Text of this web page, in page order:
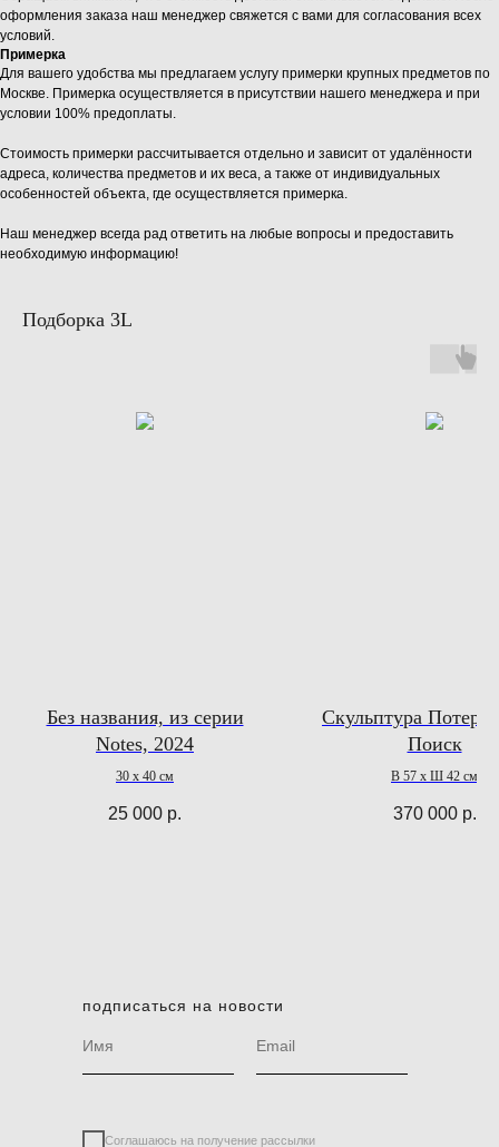
оформления заказа наш менеджер свяжется с вами для согласования всех
условий.
Примерка
Для вашего удобства мы предлагаем услугу примерки крупных предметов по
Москве. Примерка осуществляется в присутствии нашего менеджера и при
условии 100% предоплаты.
Стоимость примерки рассчитывается отдельно и зависит от удалённости
адреса, количества предметов и их веса, а также от индивидуальных
особенностей объекта, где осуществляется примерка.
Наш менеджер всегда рад ответить на любые вопросы и предоставить
необходимую информацию!
Подборка 3L
Без названия, из серии
Notes, 2024
30 х 40 см
25 000 р.
Скульптура Потеря
Поиск
В 57 х Ш 42 см
370 000 р.
подписаться на новости
Соглашаюсь на получение рассылки